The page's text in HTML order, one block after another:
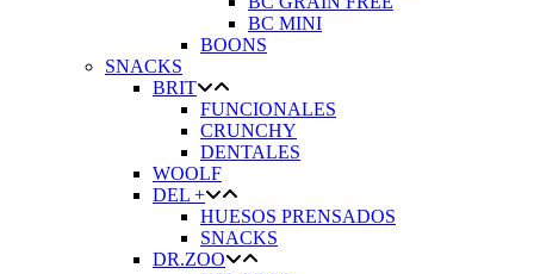
BC MINI
BOONS
SNACKS
BRIT
FUNCIONALES
CRUNCHY
DENTALES
WOOLF
DEL +
HUESOS PRENSADOS
SNACKS
DR.ZOO